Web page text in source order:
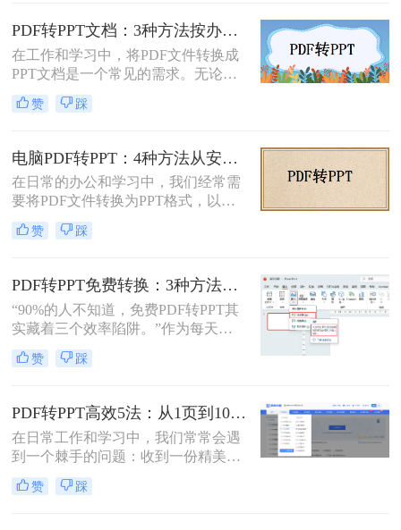
需求。但多数人在寻找免费转换方法
时，要么遭遇操作繁琐的困境，要么
面临转换后格式错乱、信息丢失的问
题，甚至担心文件隐私泄露
PDF转PPT文档：3种方法按办公场景（汇报/教学/合同）选择！
在工作和学习中，将PDF文件转换成
PPT文档是一个常见的需求。无论是
为了制作演示文稿、提取内容还是重
新排版，掌握几种有效的转换方法都
ppt文档呢？本文将介绍三种常用的
PDF转PPT的方法，帮助您轻松完成
PDF到PPT的转换。
赞 踩
电脑PDF转PPT：4种方法从安装到输出的完整对比！
在日常的办公和学习中，我们经常需
要将PDF文件转换为PPT格式，以便
更好地进行演示和编辑。那么电脑如
何PDF转PPT呢？以下介绍四种常见
赞 踩
PDF转PPT免费转换：3种方法的隐藏功能和效率差异！
“90%的人不知道，免费PDF转PPT其
实藏着三个效率陷阱。”作为每天处
理20+份文档的办公博主，我见过太
多人被“免费转换”的噱头坑过——要
要么扫描版PDF转完还是图片格式，
更有甚者因为文件包含商业数据，转
换后收到平台的“付费解锁”勒索邮
件。
赞 踩
PDF转PPT高效5法：从1页到100页，方法选择差异很大！
在日常工作和学习中，我们常常会遇
到一个棘手的问题：收到一份精美的
PDF文件，却需要将其内容用于自己
的PPT演示文稿中。PDF因其格式固
赞 踩